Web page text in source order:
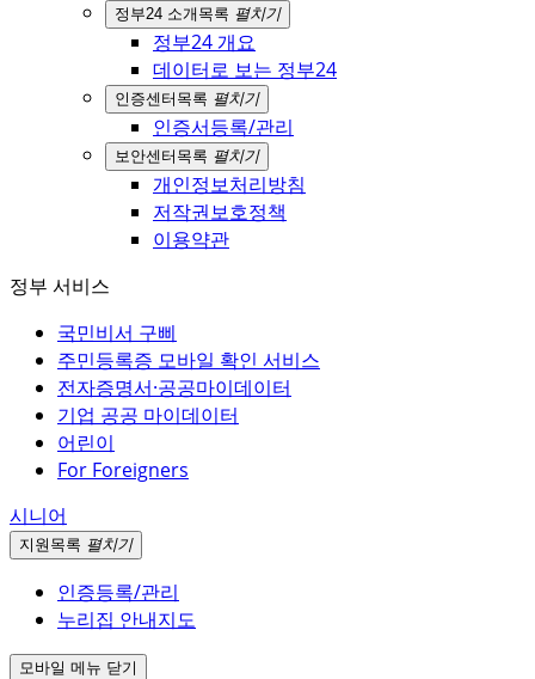
정부24 소개 목록 펼치기
정부24 개요
데이터로 보는 정부24
인증센터 목록 펼치기
인증서등록/관리
보안센터 목록 펼치기
개인정보처리방침
저작권보호정책
이용약관
정부 서비스
국민비서 구삐
주민등록증 모바일 확인 서비스
전자증명서·공공마이데이터
기업 공공 마이데이터
어린이
For Foreigners
시니어
지원 목록 펼치기
인증등록/관리
누리집 안내지도
모바일 메뉴 닫기